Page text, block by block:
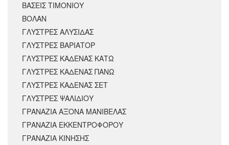
ΒΑΣΕΙΣ ΤΙΜΟΝΙΟΥ
ΒΟΛΑΝ
ΓΛΥΣΤΡΕΣ ΑΛΥΣΙΔΑΣ
ΓΛΥΣΤΡΕΣ ΒΑΡΙΑΤΟΡ
ΓΛΥΣΤΡΕΣ ΚΑΔΕΝΑΣ ΚΑΤΩ
ΓΛΥΣΤΡΕΣ ΚΑΔΕΝΑΣ ΠΑΝΩ
ΓΛΥΣΤΡΕΣ ΚΑΔΕΝΑΣ ΣΕΤ
ΓΛΥΣΤΡΕΣ ΨΑΛΙΔΙΟΥ
ΓΡΑΝΑΖΙΑ ΑΞΟΝΑ ΜΑΝΙΒΕΛΑΣ
ΓΡΑΝΑΖΙΑ ΕΚΚΕΝΤΡΟΦΟΡΟΥ
ΓΡΑΝΑΖΙΑ ΚΙΝΗΣΗΣ